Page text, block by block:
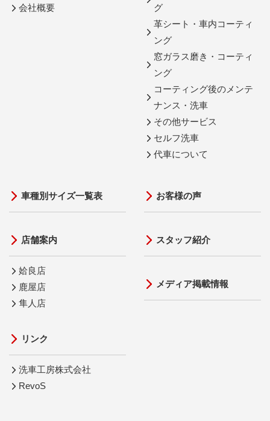
会社概要
グ
革シート・車内コーティ
ング
窓ガラス磨き・コーティ
ング
コーティング後のメンテ
ナンス・洗車
その他サービス
セルフ洗車
代車について
車種別サイズ一覧表
店舗案内
姶良店
鹿屋店
隼人店
リンク
洗車工房株式会社
RevoS
お客様の声
スタッフ紹介
メディア掲載情報